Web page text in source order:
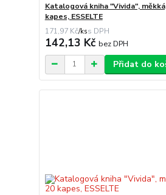
Katalogová kniha "Vivida",
kapes, ESSELTE
171,97 Kč/ks
142,13 Kč bez DPH
Přidat do